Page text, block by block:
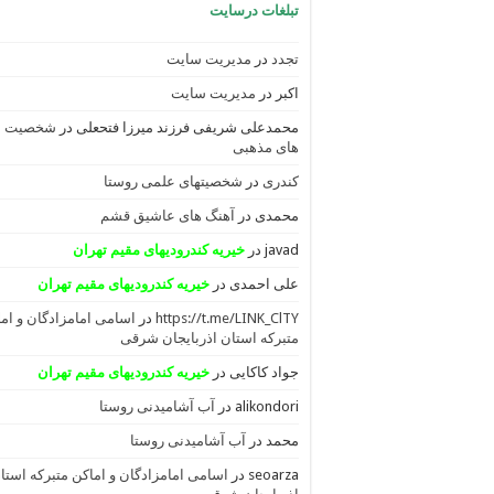
تبلغات درسایت
تجدد در مدیریت سایت
اکبر در مدیریت سایت
محمدعلی شریفی فرزند میرزا فتحعلی در شخصیت
های مذهبی
کندری در شخصیتهای علمی روستا
محمدی در آهنگ های عاشیق قشم
javad در خیریه کندرودیهای مقیم تهران
علی احمدی در خیریه کندرودیهای مقیم تهران
https://t.me/LINK_ClTY در
اسامی امامزادگان و
متبرکه استان اذربایجان شرقی
جواد کاکایی در خیریه کندرودیهای مقیم تهران
alikondori در آب آشامیدنی روستا
محمد در آب آشامیدنی روستا
seoarza در
اسامی امامزادگان و اماکن متبرکه